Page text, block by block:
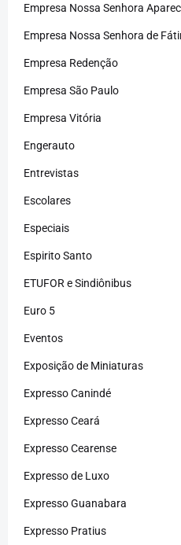
Empresa Nossa Senhora
Empresa Nossa Senhora de
Empresa Redenção
Empresa São Paulo
Empresa Vitória
Engerauto
Entrevistas
Escolares
Especiais
Espirito Santo
ETUFOR e Sindiônibus
Euro 5
Eventos
Exposição de Miniaturas
Expresso Canindé
Expresso Ceará
Expresso Cearense
Expresso de Luxo
Expresso Guanabara
Expresso Pratius